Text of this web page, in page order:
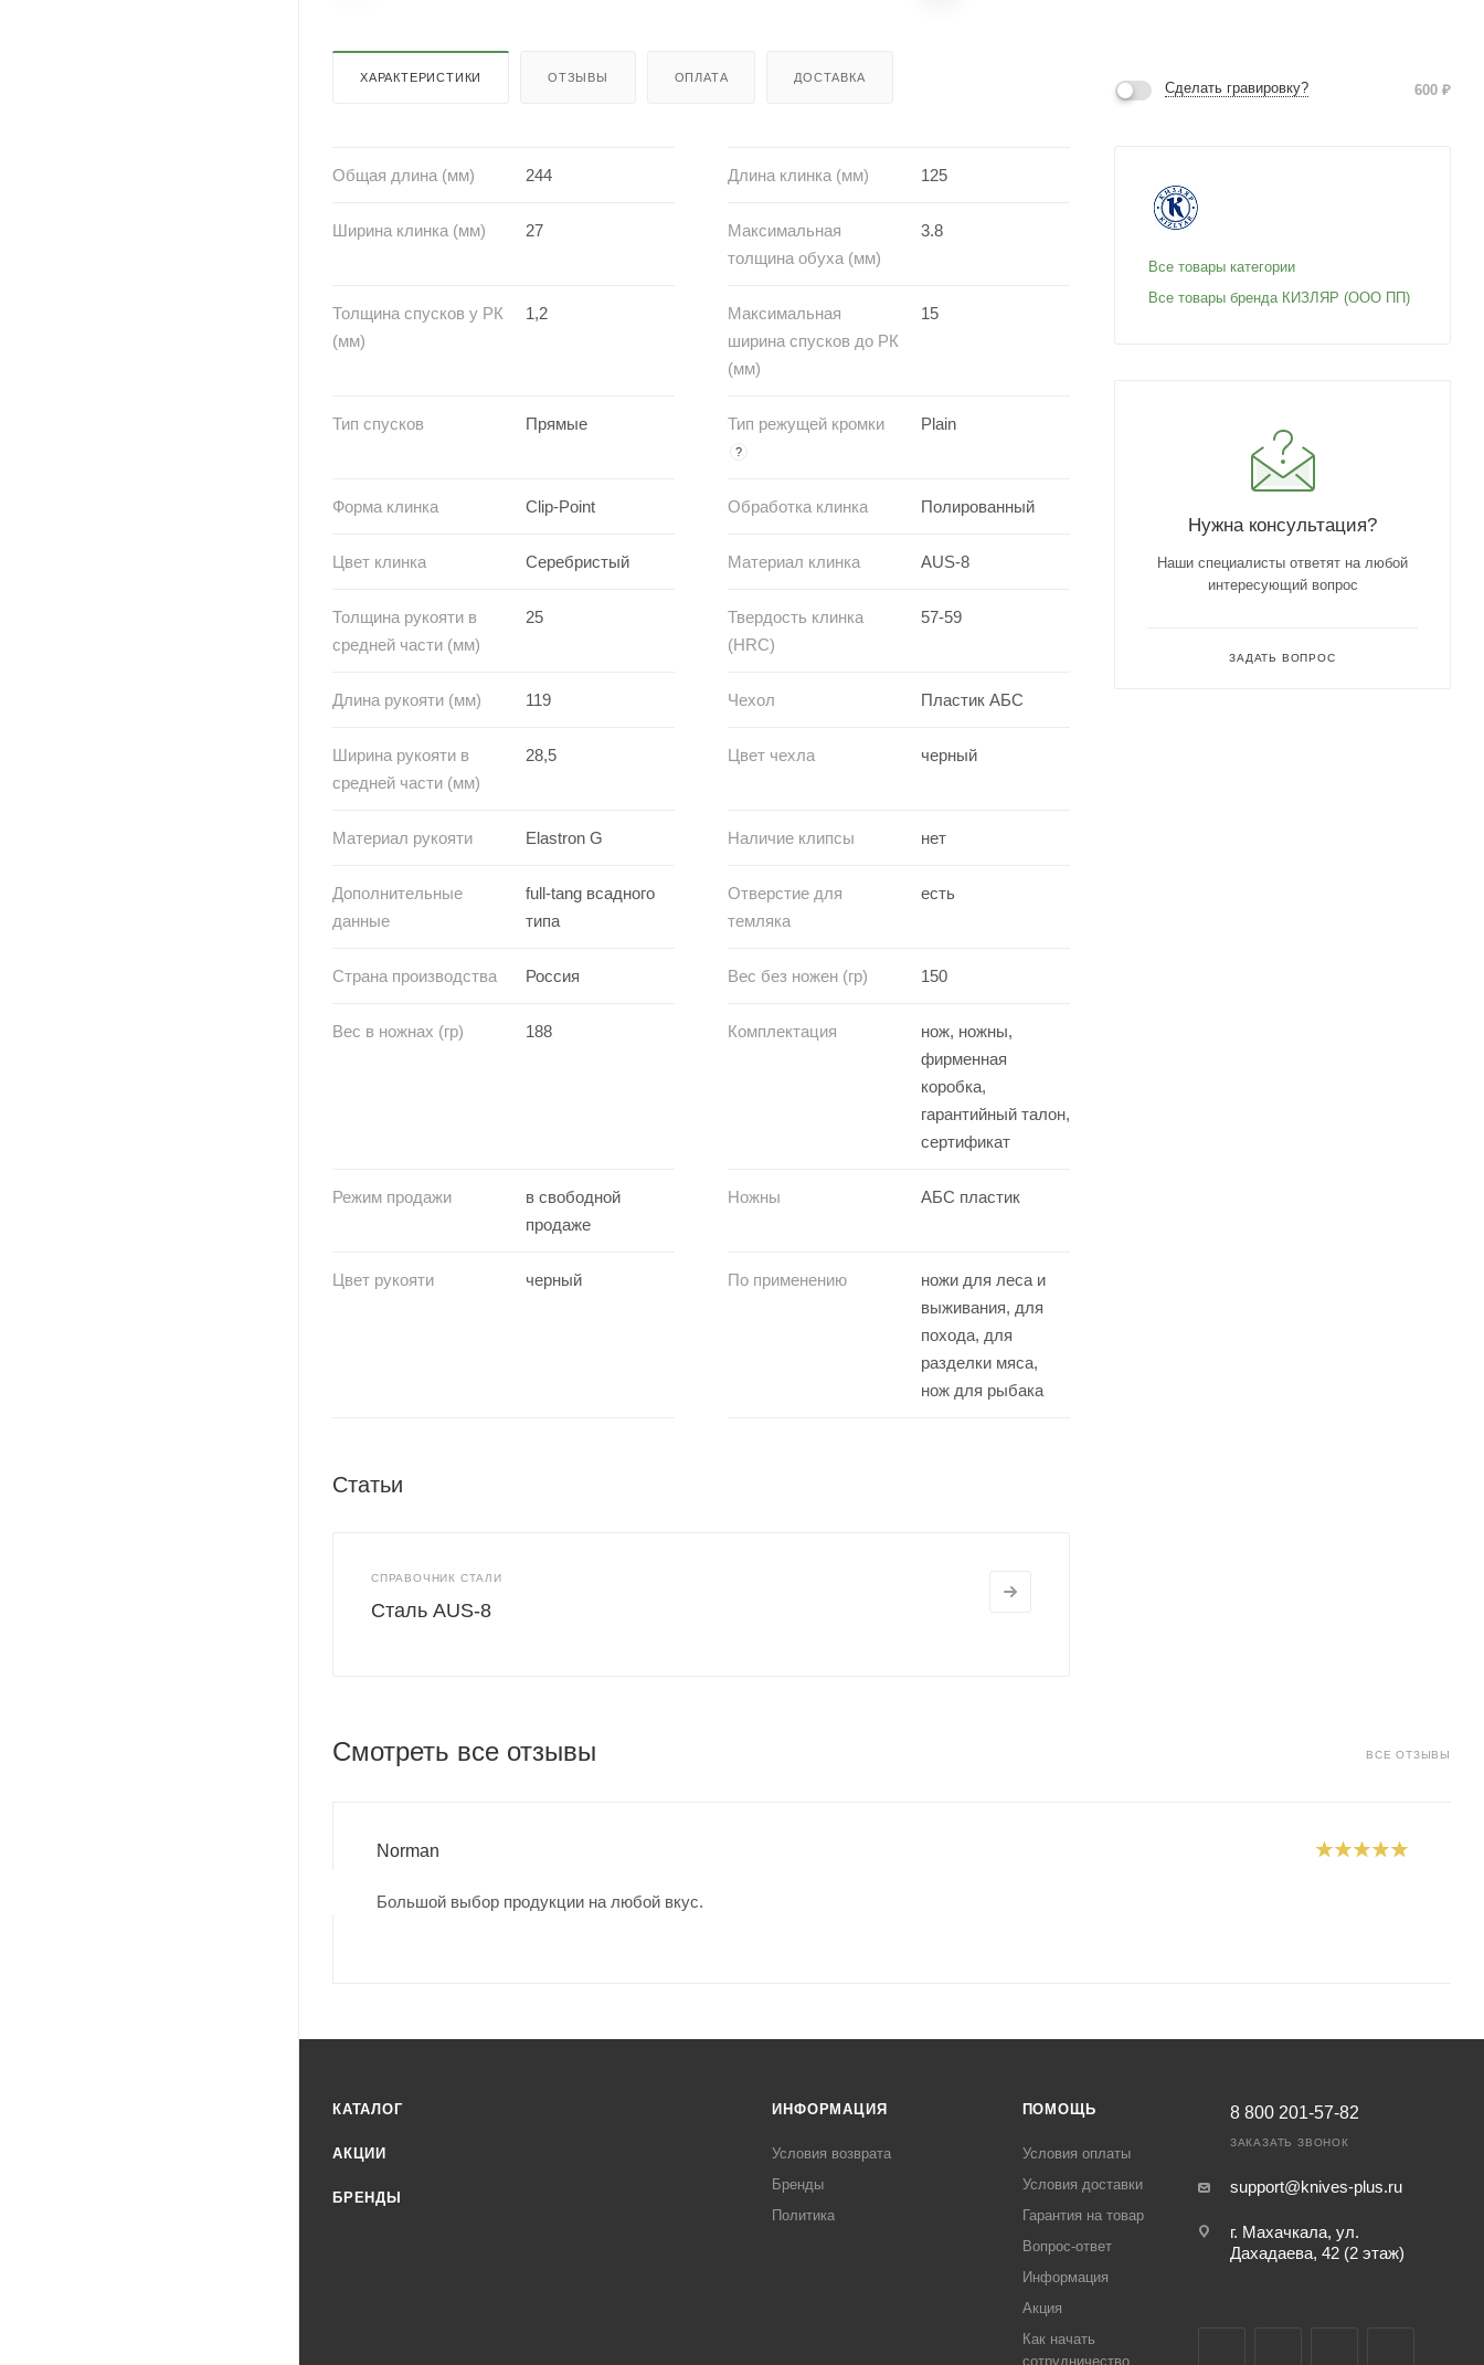
ХАРАКТЕРИСТИКИ ОТЗЫВЫ ОПЛАТА ДОСТАВКА
Общая длина (мм) 244 Длина клинка (мм) 125
Ширина клинка (мм) 27
Максимальная
толщина обуха (мм)
3.8
Толщина спусков у РК
(мм)
1,2
Максимальная
ширина спусков до РК
(мм)
15
Тип спусков Прямые Тип режущей кромки
?
Plain
Форма клинка Clip-Point Обработка клинка Полированный
Цвет клинка Серебристый Материал клинка AUS-8
Толщина рукояти в
средней части (мм)
25
Твердость клинка
(HRC)
57-59
Длина рукояти (мм) 119 Чехол Пластик АБС
Ширина рукояти в
средней части (мм)
28,5 Цвет чехла черный
Материал рукояти Elastron G Наличие клипсы нет
Дополнительные
данные
full-tang всадного
типа
Отверстие для
темляка
есть
Страна производства Россия Вес без ножен (гр) 150
Вес в ножнах (гр) 188 Комплектация
нож, ножны,
фирменная
коробка,
гарантийный талон,
сертификат
Режим продажи
в свободной
продаже
Ножны АБС пластик
Цвет рукояти черный По применению
ножи для леса и
выживания, для
похода, для
разделки мяса,
нож для рыбака
Статьи
СПРАВОЧНИК СТАЛИ
Сталь AUS-8
Сделать гравировку? 600 ₽
Все товары категории
Все товары бренда КИЗЛЯР (ООО ПП)
Нужна консультация?
Наши специалисты ответят на любой
интересующий вопрос
ЗАДАТЬ ВОПРОС
Смотреть все отзывы ВСЕ ОТЗЫВЫ
Norman
Большой выбор продукции на любой вкус.
КАТАЛОГ
АКЦИИ
БРЕНДЫ
ИНФОРМАЦИЯ
Условия возврата
Бренды
Политика
ПОМОЩЬ
Условия оплаты
Условия доставки
Гарантия на товар
Вопрос-ответ
Информация
Акция
Как начать
сотрудничество
8 800 201-57-82
ЗАКАЗАТЬ ЗВОНОК
support@knives-plus.ru
г. Махачкала, ул.
Дахадаева, 42 (2 этаж)